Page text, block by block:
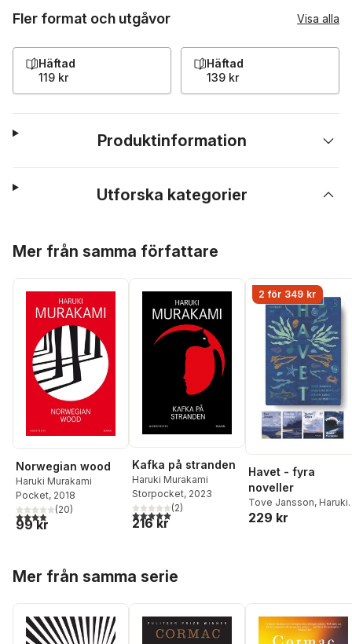
Fler format och utgåvor Visa alla
Häftad
119 kr
Häftad
139 kr
Produktinformation
Utforska kategorier
Mer från samma författare
Norwegian wood
Haruki Murakami
Pocket, 2018
3,9utav 5 stjärnor. Totalt antal röster:
(20)
99 kr
Kafka på stranden
Haruki Murakami
Storpocket, 2023
5,0utav 5 stjärnor. Totalt antal röster:
(2)
216 kr
2 för 349 kr
Havet - fyra
noveller
Tove Jansson, Haruki
Murakami
229 kr
Mer från samma serie